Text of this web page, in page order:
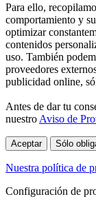
Para ello,
comportamiento y
optimizar
contenidos
uso. También
proveedores
publicidad online,
Antes de dar tu
nuestro Aviso de
Aceptar Sólo
Nuestra política de
Configuración de